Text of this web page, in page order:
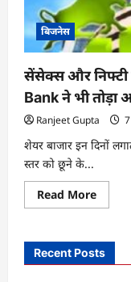
बिजनेस
सेंसेक्स और निफ्टी
Bank ने भी तोड़ा
Ranjeet Gupta
शेयर बाजार इन दिनों
स्तर को छूने के...
Read MoreRead
more
और
निफ्टी
ने
Recent Posts